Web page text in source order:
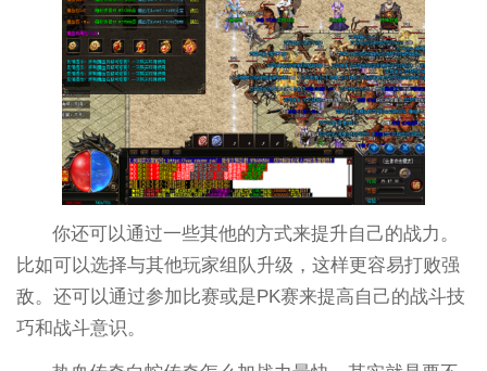
你还可以通过一些其他的方式来提升自己的战力。
比如可以选择与其他玩家组队升级，这样更容易打败强
敌。还可以通过参加比赛或是PK赛来提高自己的战斗技
巧和战斗意识。